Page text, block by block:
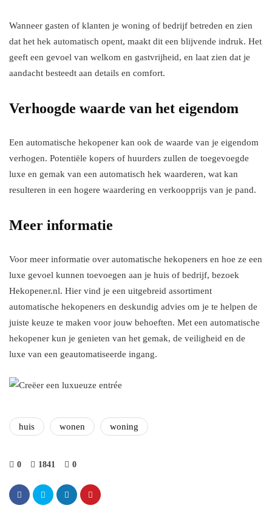
Wanneer gasten of klanten je woning of bedrijf betreden en zien
dat het hek automatisch opent, maakt dit een blijvende indruk. Het
geeft een gevoel van welkom en gastvrijheid, en laat zien dat je
aandacht besteedt aan details en comfort.
Verhoogde waarde van het eigendom
Een automatische hekopener kan ook de waarde van je eigendom
verhogen. Potentiële kopers of huurders zullen de toegevoegde
luxe en gemak van een automatisch hek waarderen, wat kan
resulteren in een hogere waardering en verkoopprijs van je pand.
Meer informatie
Voor meer informatie over automatische hekopeners en hoe ze een
luxe gevoel kunnen toevoegen aan je huis of bedrijf, bezoek
Hekopener.nl. Hier vind je een uitgebreid assortiment
automatische hekopeners en deskundig advies om je te helpen de
juiste keuze te maken voor jouw behoeften. Met een automatische
hekopener kun je genieten van het gemak, de veiligheid en de
luxe van een geautomatiseerde ingang.
huis wonen woning
0 1841 0